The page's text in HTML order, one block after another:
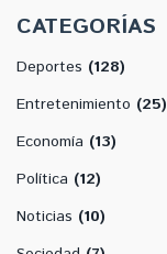
CATEGORÍAS
Deportes (128)
Entretenimiento (25)
Economía (13)
Política (12)
Noticias (10)